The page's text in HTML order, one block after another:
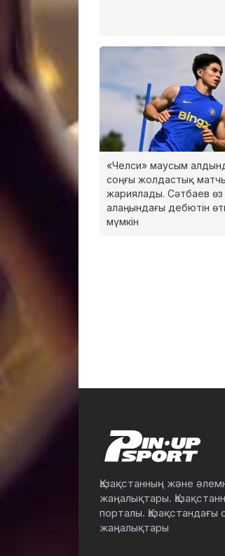
«Челси» маусым
соңғы жолдастық
жариялады. Сәтбаев өз
алаңындағы дебютін
мүмкін
Қазақстанның және
жаңалықтары.
порталы. Қазақстандағы
жаңалықтары